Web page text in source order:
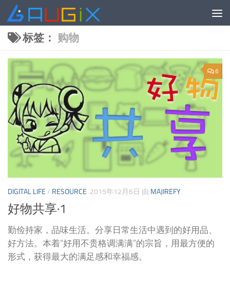
跳至内容
标签： 购物
6
DIGITAL LIFE / RESOURCE 2015年12月6日 由 MAJIREFY
好物共享·1
勤俭持家，品味生活。分享日常生活中遇到的好用品、
好方法。本着“好用不贵格调满满”的宗旨，用最方便的
形式，获得最大的满足感和幸福感。